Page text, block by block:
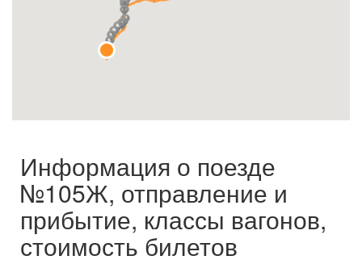
Ср
Информация о поезде
№105Ж, отправление и
прибытие, классы вагонов,
стоимость билетов